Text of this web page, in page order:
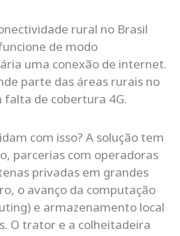
rural no Brasil
de modo
uma conexão de internet.
parte das áreas rurais no
falta de cobertura 4G.
com isso? A solução tem
parcerias com operadoras
privadas em grandes
o avanço da computação
e armazenamento local
O trator e a colheitadeira